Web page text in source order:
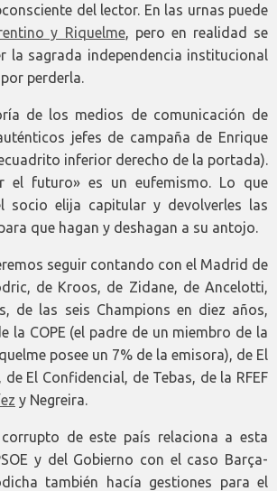
del lector. En las urnas puede
y Riquelme, pero en realidad se
la sagrada independencia institucional
perderla.
de los medios de comunicación de
jefes de campaña de Enrique
inferior derecho de la portada).
el futuro» es un eufemismo. Lo que
socio elija capitular y devolverles las
que hagan y deshagan a su antojo.
seguir contando con el Madrid de
de Kroos, de Zidane, de Ancelotti,
de las seis Champions en diez años,
la COPE (el padre de un miembro de la
posee un 7% de la emisora), de El
El Confidencial, de Tebas, de la RFEF
y Negreira.
de este país relaciona a esta
y del Gobierno con el caso Barça-
también hacía gestiones para el